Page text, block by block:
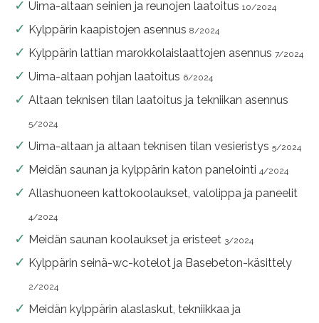
Uima-altaan seinien ja reunojen laatoitus 10/2024
Kylppärin kaapistojen asennus 8/2024
Kylppärin lattian marokkolaislaattojen asennus 7/2024
Uima-altaan pohjan laatoitus 6/2024
Altaan teknisen tilan laatoitus ja tekniikan asennus
5/2024
Uima-altaan ja altaan teknisen tilan vesieristys 5/2024
Meidän saunan ja kylppärin katon panelointi 4/2024
Allashuoneen kattokoolaukset, valolippa ja paneelit
4/2024
Meidän saunan koolaukset ja eristeet 3/2024
Kylppärin seinä-wc-kotelot ja Basebeton-käsittely
2/2024
Meidän kylppärin alaslaskut, tekniikkaa ja